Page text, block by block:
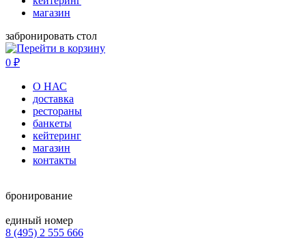
магазин
забронировать стол
0 ₽
О НАС
доставка
рестораны
банкеты
кейтеринг
магазин
контакты
бронирование
единый номер
8 (495) 2 555 666